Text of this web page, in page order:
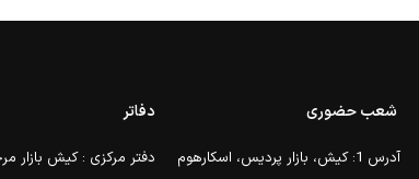
دفاتر
دفتر مرکزی : کیش بازار
شعب حضوری
آدرس 1: کیش، بازار پردیس، اسکارهوم